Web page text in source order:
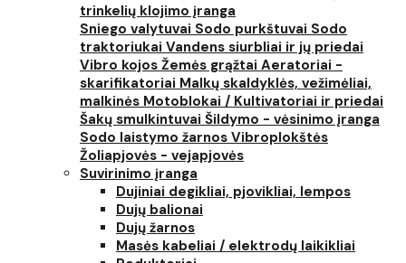
trinkelių klojimo įranga
Sniego valytuvai Sodo purkštuvai Sodo
traktoriukai Vandens siurbliai ir jų priedai
Vibro kojos Žemės grąžtai Aeratoriai -
skarifikatoriai Malkų skaldyklės, vežimėliai,
malkinės Motoblokai / Kultivatoriai ir priedai
Šakų smulkintuvai Šildymo - vėsinimo įranga
Sodo laistymo žarnos Vibroplokštės
Žoliapjovės - vejapjovės
Suvirinimo įranga
Dujiniai degikliai, pjovikliai, lempos
Dujų balionai
Dujų žarnos
Masės kabeliai / elektrodų laikikliai